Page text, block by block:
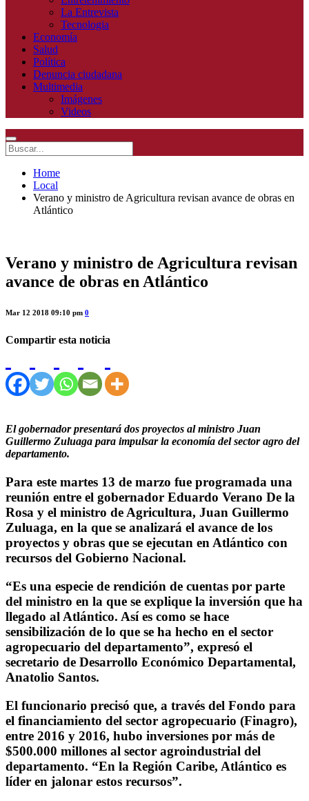
La Entrevista
Tecnologia
Economía
Salud
Política
Denuncia ciudadana
Multimedia
Imágenes
Videos
Home
Local
Verano y ministro de Agricultura revisan avance de obras en
Atlántico
Verano y ministro de Agricultura revisan
avance de obras en Atlántico
Mar 12 2018 09:10 pm 0
Compartir esta noticia
El gobernador presentará dos proyectos al ministro Juan
Guillermo Zuluaga para impulsar la economía del sector agro del
departamento.
Para este martes 13 de marzo fue programada una
reunión entre el gobernador Eduardo Verano De la
Rosa y el ministro de Agricultura, Juan Guillermo
Zuluaga, en la que se analizará el avance de los
proyectos y obras que se ejecutan en Atlántico con
recursos del Gobierno Nacional.
“Es una especie de rendición de cuentas por parte
del ministro en la que se explique la inversión que ha
llegado al Atlántico. Así es como se hace
sensibilización de lo que se ha hecho en el sector
agropecuario del departamento”, expresó el
secretario de Desarrollo Económico Departamental,
Anatolio Santos.
El funcionario precisó que, a través del Fondo para
el financiamiento del sector agropecuario (Finagro),
entre 2016 y 2016, hubo inversiones por más de
$500.000 millones al sector agroindustrial del
departamento. “En la Región Caribe, Atlántico es
líder en jalonar estos recursos”.